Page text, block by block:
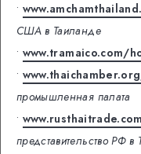
•
США в Таиланде
• www.tramaico.com/
•
промышленная палата
• www.rusthaitrade.com
представительство РФ в